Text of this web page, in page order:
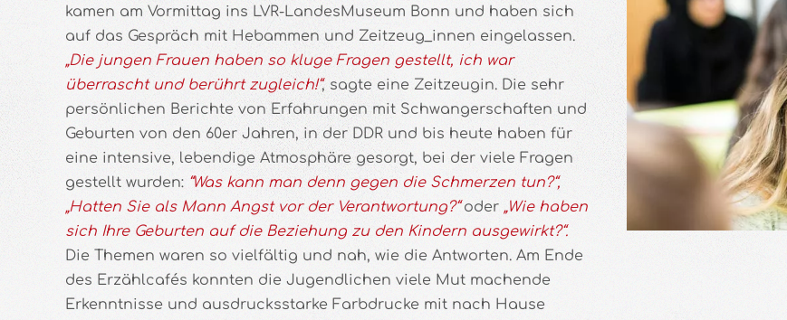
kamen am Vormittag ins LVR-LandesMuseum Bonn und haben sich
auf das Gespräch mit Hebammen und Zeitzeug_innen eingelassen.
„Die jungen Frauen haben so kluge Fragen gestellt, ich war
überrascht und berührt zugleich!“, sagte eine Zeitzeugin. Die sehr
persönlichen Berichte von Erfahrungen mit Schwangerschaften und
Geburten von den 60er Jahren, in der DDR und bis heute haben für
eine intensive, lebendige Atmosphäre gesorgt, bei der viele Fragen
gestellt wurden: “Was kann man denn gegen die Schmerzen tun?“,
„Hatten Sie als Mann Angst vor der Verantwortung?“oder „Wie haben
sich Ihre Geburten auf die Beziehung zu den Kindern ausgewirkt?“.
Die Themen waren so vielfältig und nah, wie die Antworten. Am Ende
des Erzählcafés konnten die Jugendlichen viele Mut machende
Erkenntnisse und ausdrucksstarke Farbdrucke mit nach Hause